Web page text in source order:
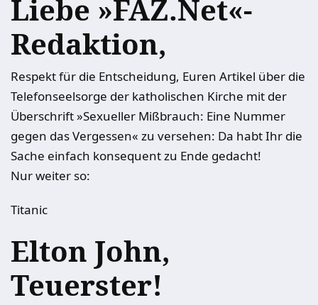
Liebe »FAZ.Net«-
Redaktion,
Respekt für die Entscheidung, Euren Artikel über die
Telefonseelsorge der katholischen Kirche mit der
Überschrift »Sexueller Mißbrauch: Eine Nummer
gegen das Vergessen« zu versehen: Da habt Ihr die
Sache einfach konsequent zu Ende gedacht!
Nur weiter so:
Titanic
Elton John,
Teuerster!